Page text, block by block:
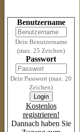
Benutzername
Dein Benutzername
(max. 25 Zeichen)
Passwort
Dein Passwort (max. 20
Zeichen)
Kostenlos
registrieren!
Dannach haben Sie